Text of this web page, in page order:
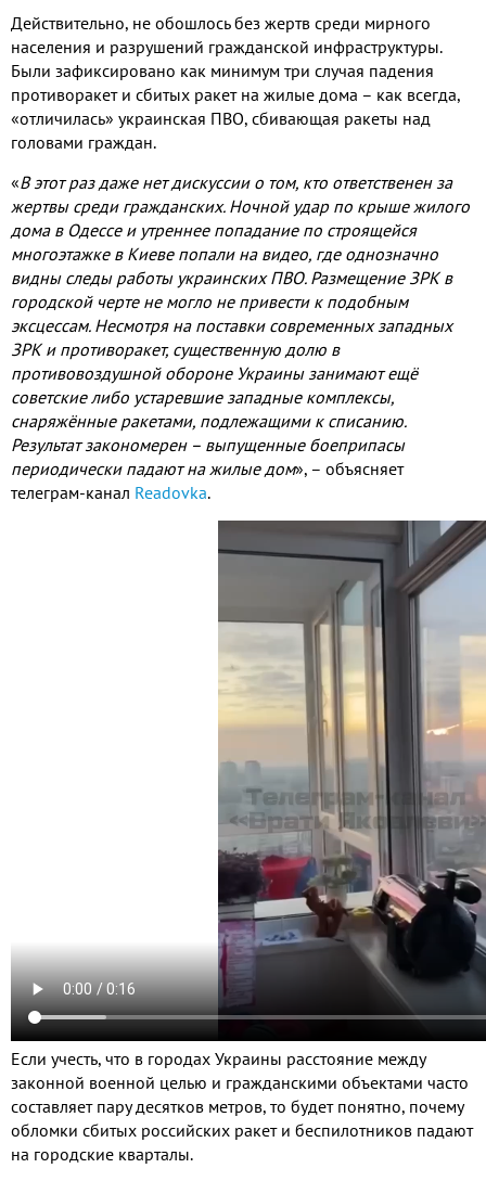
Действительно, не обошлось без жертв среди мирного
населения и разрушений гражданской инфраструктуры.
Были зафиксировано как минимум три случая падения
противоракет и сбитых ракет на жилые дома – как всегда,
«отличилась» украинская ПВО, сбивающая ракеты над
головами граждан.
«В этот раз даже нет дискуссии о том, кто ответственен за
жертвы среди гражданских. Ночной удар по крыше жилого
дома в Одессе и утреннее попадание по строящейся
многоэтажке в Киеве попали на видео, где однозначно
видны следы работы украинских ПВО. Размещение ЗРК в
городской черте не могло не привести к подобным
эксцессам. Несмотря на поставки современных западных
ЗРК и противоракет, существенную долю в
противовоздушной обороне Украины занимают ещё
советские либо устаревшие западные комплексы,
снаряжённые ракетами, подлежащими к списанию.
Результат закономерен – выпущенные боеприпасы
периодически падают на жилые дом», – объясняет
телеграм-канал Readovka.
Если учесть, что в городах Украины расстояние между
законной военной целью и гражданскими объектами часто
составляет пару десятков метров, то будет понятно, почему
обломки сбитых российских ракет и беспилотников падают
на городские кварталы.